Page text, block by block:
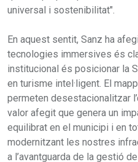
universal i sostenibilitat".
En aquest sentit, Sanz ha
tecnologies immersives és
institucional és posicionar la
en turisme intel·ligent. El
permeten desestacionalitzar
valor afegit que genera un
equilibrat en el municipi i en
modernitzant les nostres
a l’avantguarda de la gestió